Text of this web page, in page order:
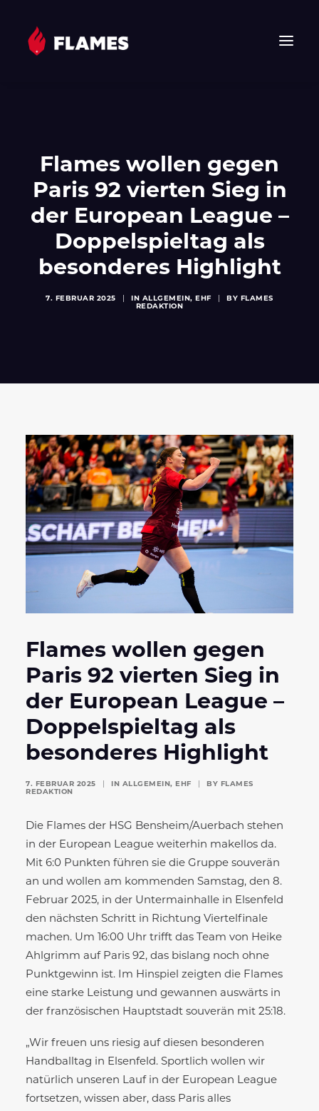
FLAMES
JUNIOR FLAMES
JUGEND
VEREIN
SPONSOREN & PARTNER
FAN-SHOP
Flames wollen gegen
Paris 92 vierten Sieg in
der European League –
Doppelspieltag als
besonderes Highlight
7. FEBRUAR 2025 IN ALLGEMEIN, EHF BY FLAMES
REDAKTION
Flames wollen gegen
Paris 92 vierten Sieg in
der European League –
Doppelspieltag als
besonderes Highlight
7. FEBRUAR 2025 IN ALLGEMEIN, EHF BY FLAMES
REDAKTION
Die Flames der HSG Bensheim/Auerbach stehen
in der European League weiterhin makellos da.
Mit 6:0 Punkten führen sie die Gruppe souverän
an und wollen am kommenden Samstag, den 8.
Februar 2025, in der Untermainhalle in Elsenfeld
den nächsten Schritt in Richtung Viertelfinale
machen. Um 16:00 Uhr trifft das Team von Heike
Ahlgrimm auf Paris 92, das bislang noch ohne
Punktgewinn ist. Im Hinspiel zeigten die Flames
eine starke Leistung und gewannen auswärts in
der französischen Hauptstadt souverän mit 25:18.
„Wir freuen uns riesig auf diesen besonderen
Handballtag in Elsenfeld. Sportlich wollen wir
natürlich unseren Lauf in der European League
fortsetzen, wissen aber, dass Paris alles